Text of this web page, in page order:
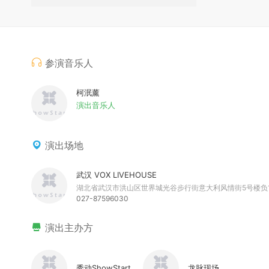
参演音乐人
柯泯薰
演出音乐人
演出场地
武汉 VOX LIVEHOUSE
湖北省武汉市洪山区世界城光谷步行街意大利风情街5号楼负
027-87596030
演出主办方